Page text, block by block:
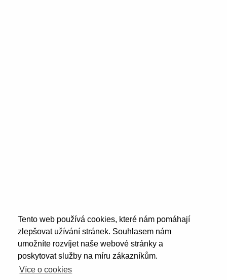
Tento web používá cookies, které nám pomáhají
zlepšovat užívání stránek. Souhlasem nám
umožníte rozvíjet naše webové stránky a
poskytovat služby na míru zákazníkům.
Více o cookies